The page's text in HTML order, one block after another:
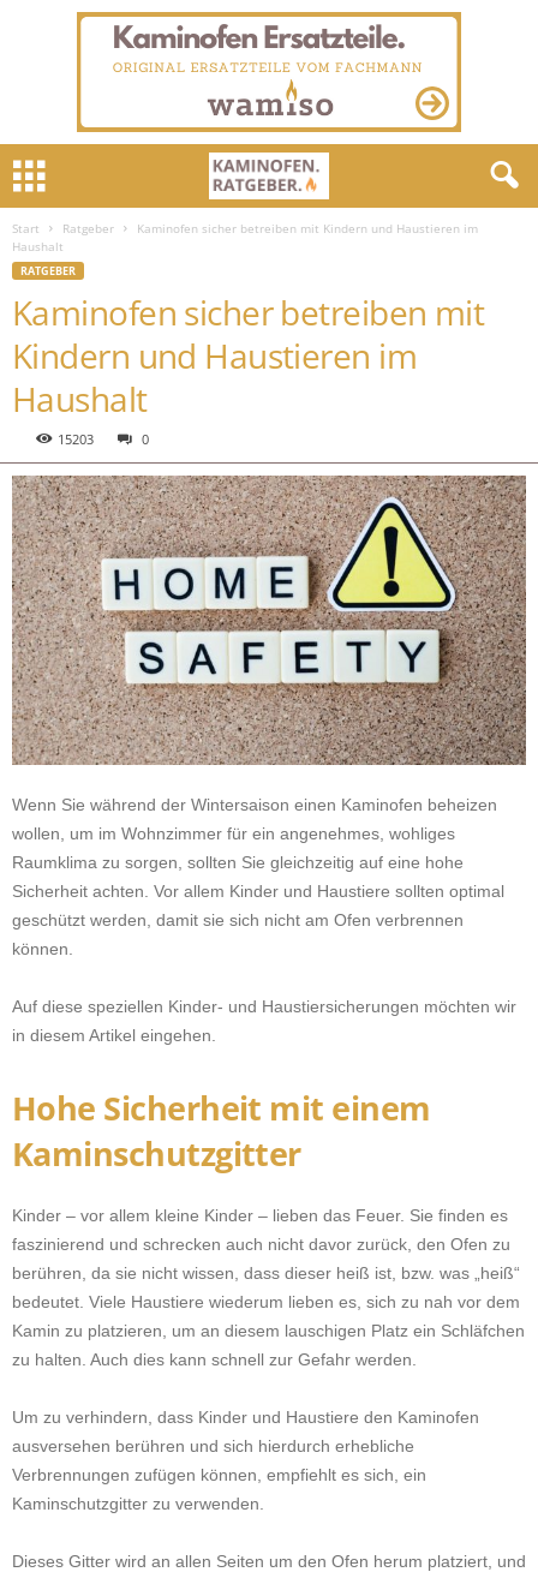
Start Ratgeber
Kaminofen sicher betreiben mit Kindern und Haustieren im
Haushalt
RATGEBER
Kaminofen sicher betreiben mit
Kindern und Haustieren im
Haushalt
15203 0
Wenn Sie während der Wintersaison einen Kaminofen beheizen
wollen, um im Wohnzimmer für ein angenehmes, wohliges
Raumklima zu sorgen, sollten Sie gleichzeitig auf eine hohe
Sicherheit achten. Vor allem Kinder und Haustiere sollten optimal
geschützt werden, damit sie sich nicht am Ofen verbrennen
können.
Auf diese speziellen Kinder- und Haustiersicherungen möchten wir
in diesem Artikel eingehen.
Hohe Sicherheit mit einem
Kaminschutzgitter
Kinder – vor allem kleine Kinder – lieben das Feuer. Sie finden es
faszinierend und schrecken auch nicht davor zurück, den Ofen zu
berühren, da sie nicht wissen, dass dieser heiß ist, bzw. was „heiß“
bedeutet. Viele Haustiere wiederum lieben es, sich zu nah vor dem
Kamin zu platzieren, um an diesem lauschigen Platz ein Schläfchen
zu halten. Auch dies kann schnell zur Gefahr werden.
Um zu verhindern, dass Kinder und Haustiere den Kaminofen
ausversehen berühren und sich hierdurch erhebliche
Verbrennungen zufügen können, empfiehlt es sich, ein
Kaminschutzgitter zu verwenden.
Dieses Gitter wird an allen Seiten um den Ofen herum platziert, und